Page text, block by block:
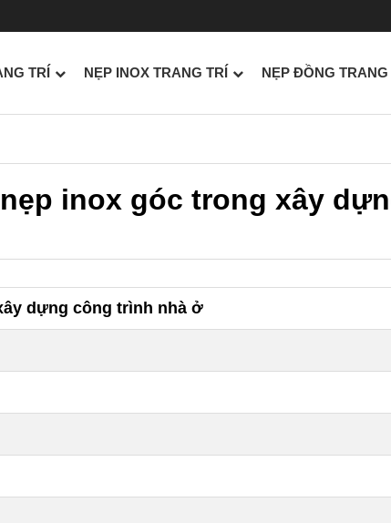
TRÍ NẸP INOX TRANG TRÍ NẸP ĐỒNG TRANG
inox góc trong xây
dựng công trình nhà ở